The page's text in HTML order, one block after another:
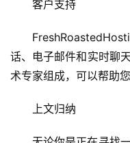
l
i
n
客户支持
话、电子邮件和实时聊
术专家组成，可以帮助
上文归纳